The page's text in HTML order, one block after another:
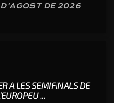
D'AGOST DE 2026
A LES SEMIFINALS DE
...